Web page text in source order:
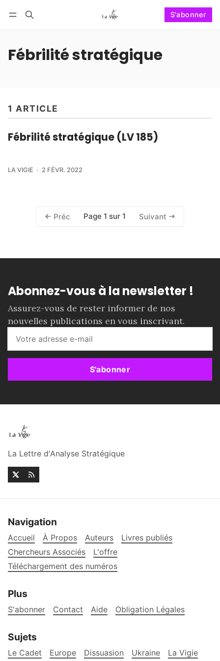
S'abonner
Fébrilité stratégique
1 ARTICLE
Fébrilité stratégique (LV 185)
LA VIGIE 2 FÉVR. 2022
Préc Page 1 sur 1 Suivant
Abonnez-vous à la newsletter !
Assurez-vous de rester informer de nos
nouvelles publications en vous inscrivant.
S'abonner
La Lettre d'Analyse Stratégique
Navigation
Accueil À Propos Auteurs
Livres publiés
Chercheurs Associés
L'offre
Téléchargement des numéros
Plus
S'abonner Contact Aide Obligation Légales
Sujets
Le Cadet Europe Dissuasion Ukraine La Vigie